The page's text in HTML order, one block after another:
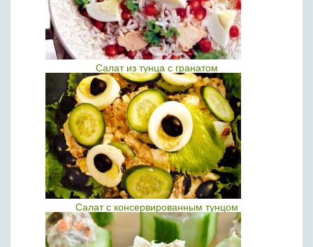
Салат из тунца с гранатом
Салат с консервированным тунцом